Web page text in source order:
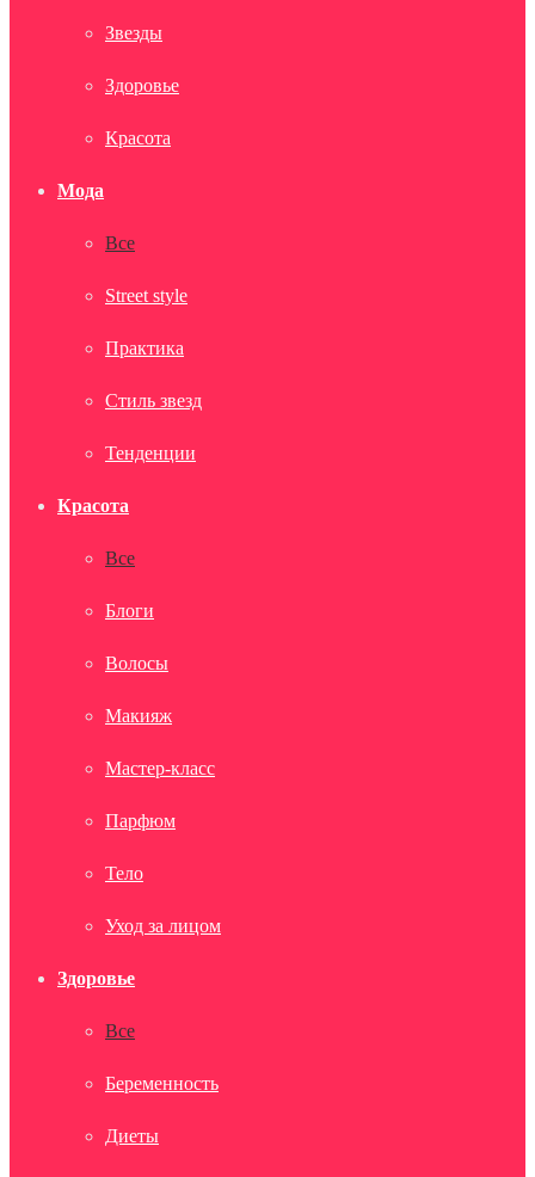
Звезды
Здоровье
Красота
Мода
Все
Street style
Практика
Стиль звезд
Тенденции
Красота
Все
Блоги
Волосы
Макияж
Мастер-класс
Парфюм
Тело
Уход за лицом
Здоровье
Все
Беременность
Диеты